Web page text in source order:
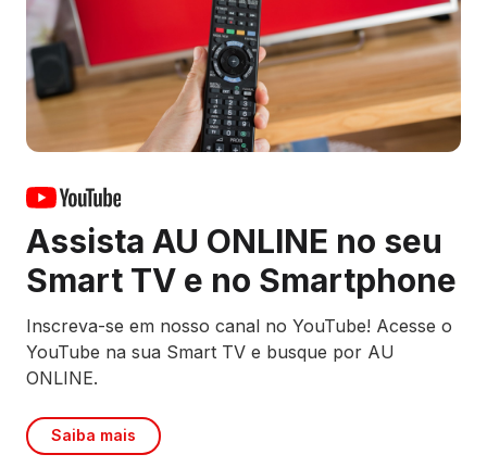
Assista AU ONLINE no seu
Smart TV e no Smartphone
Inscreva-se em nosso canal no YouTube! Acesse o
YouTube na sua Smart TV e busque por AU
ONLINE.
Saiba mais